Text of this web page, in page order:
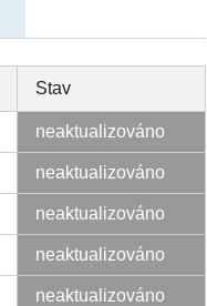
Stav
neaktualizováno
neaktualizováno
neaktualizováno
neaktualizováno
neaktualizováno